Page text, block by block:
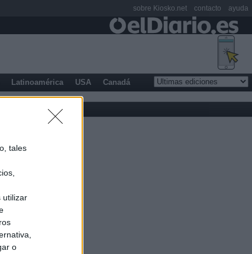
tales
utilizar
o
Latinoamérica USA Canadá
sobre Kiosko.net contacto ayuda